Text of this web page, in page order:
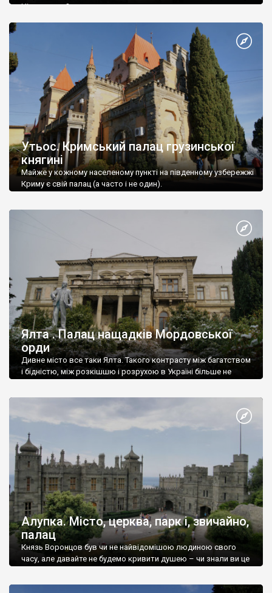
Ніжин греки?
Утьос. Кримський палац грузинської
княгині
Майже у кожному населеному пункті на південному узбережжі
Криму є свій палац (а часто і не один).
Ялта . Палац нащадків Мордовської
орди
Дивне місто все таки Ялта. Такого контрасту між багатством
і бідністю, між розкішшю і розрухою в Україні більше не
Алупка. Місто, церква, парк і, звичайно,
палац
Князь Воронцов був чи не найвідомішою людиною свого
часу, але давайте не будемо кривити душею – чи знали ви це